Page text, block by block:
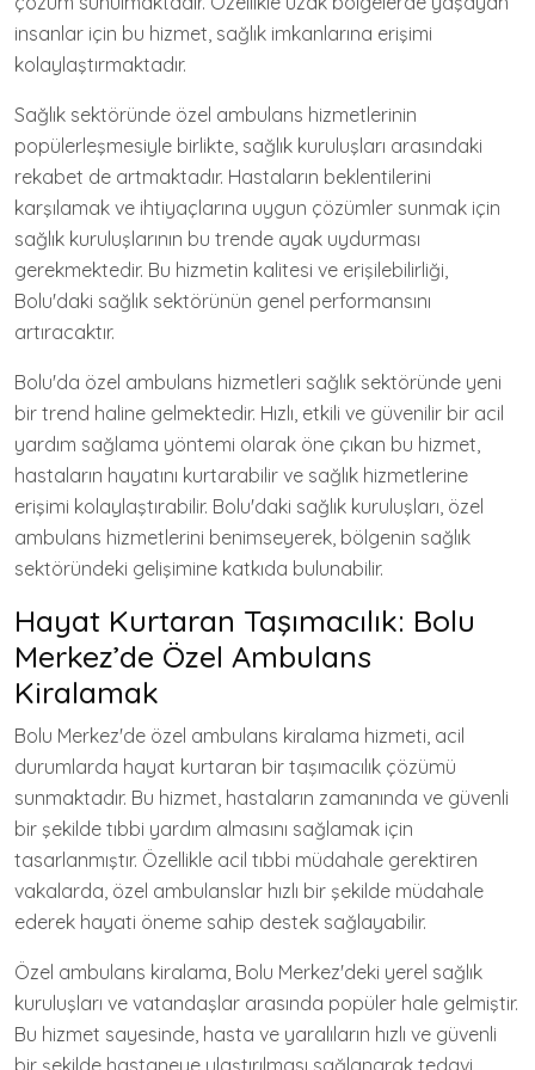
insanlar için bu hizmet, sağlık imkanlarına erişimi
kolaylaştırmaktadır.
Sağlık sektöründe özel ambulans hizmetlerinin
popülerleşmesiyle birlikte, sağlık kuruluşları arasındaki
rekabet de artmaktadır. Hastaların beklentilerini
karşılamak ve ihtiyaçlarına uygun çözümler sunmak için
sağlık kuruluşlarının bu trende ayak uydurması
gerekmektedir. Bu hizmetin kalitesi ve erişilebilirliği,
Bolu'daki sağlık sektörünün genel performansını
artıracaktır.
Bolu'da özel ambulans hizmetleri sağlık sektöründe yeni
bir trend haline gelmektedir. Hızlı, etkili ve güvenilir bir acil
yardım sağlama yöntemi olarak öne çıkan bu hizmet,
hastaların hayatını kurtarabilir ve sağlık hizmetlerine
erişimi kolaylaştırabilir. Bolu'daki sağlık kuruluşları, özel
ambulans hizmetlerini benimseyerek, bölgenin sağlık
sektöründeki gelişimine katkıda bulunabilir.
Hayat Kurtaran Taşımacılık: Bolu
Merkez’de Özel Ambulans
Kiralamak
Bolu Merkez'de özel ambulans kiralama hizmeti, acil
durumlarda hayat kurtaran bir taşımacılık çözümü
sunmaktadır. Bu hizmet, hastaların zamanında ve güvenli
bir şekilde tıbbi yardım almasını sağlamak için
tasarlanmıştır. Özellikle acil tıbbi müdahale gerektiren
vakalarda, özel ambulanslar hızlı bir şekilde müdahale
ederek hayati öneme sahip destek sağlayabilir.
Özel ambulans kiralama, Bolu Merkez'deki yerel sağlık
kuruluşları ve vatandaşlar arasında popüler hale gelmiştir.
Bu hizmet sayesinde, hasta ve yaralıların hızlı ve güvenli
bir şekilde hastaneye ulaştırılması sağlanarak tedavi